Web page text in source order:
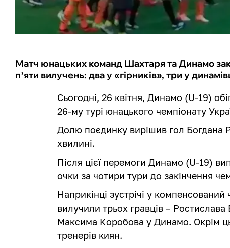
Матч юнацьких команд Шахтаря та Динамо
пʼяти вилучень: два у «гірників», три у
Сьогодні, 26 квітня, Динамо (U-19)
26-му турі юнацького чемпіонату
Долю поєдинку вирішив гол Богдана
хвилині.
Після цієї перемоги Динамо (U-19)
очки за чотири тури до закінчення
Наприкінці зустрічі у компенсований
вилучили трьох гравців –
Максима Коробова у Динамо. Окрім
тренерів киян.